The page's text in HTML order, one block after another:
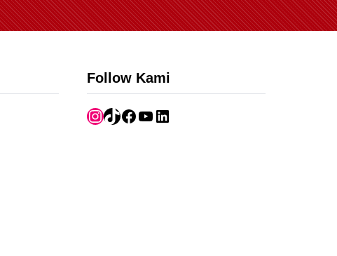
Follow Kami
Instagram
TikTok
Facebook
YouTube
LinkedIn